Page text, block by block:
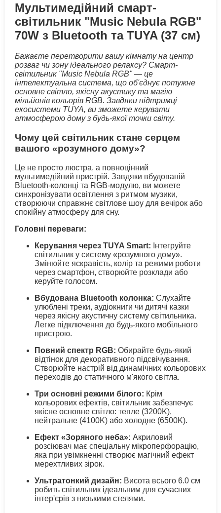
Мультимедійний смарт-
світильник "Music Nebula RGB"
70W з Bluetooth та TUYA (37 см)
Бажаєте перетворити вашу кімнату на центр
розваг чи зону ідеального релаксу? Смарт-
світильник "Music Nebula RGB" — це
інтелектуальна система, що об'єднує потужне
основне світло, якісну акустику та магію
мільйонів кольорів RGB. Завдяки підтримці
екосистеми TUYA, ви зможете керувати
атмосферою дому з будь-якої точки світу.
Чому цей світильник стане серцем
вашого «розумного дому»?
Це не просто люстра, а повноцінний
мультимедійний пристрій. Завдяки вбудованій
Bluetooth-колонці та RGB-модулю, ви можете
синхронізувати освітлення з ритмом музики,
створюючи справжнє світлове шоу для вечірок або
спокійну атмосферу для сну.
Головні переваги:
Керування через TUYA Smart: Інтегруйте
світильник у систему «розумного дому».
Змінюйте яскравість, колір та режими роботи
через смартфон, створюйте розклади або
керуйте голосом.
Вбудована Bluetooth колонка: Слухайте
улюблені треки, аудіокниги чи дитячі казки
через якісну акустичну систему світильника.
Легке підключення до будь-якого мобільного
пристрою.
Повний спектр RGB: Обирайте будь-який
відтінок для декоративного підсвічування.
Створюйте настрій від динамічних кольорових
переходів до статичного м'якого світла.
Три основні режими білого: Крім
кольорових ефектів, світильник забезпечує
якісне основне світло: тепле (3200K),
нейтральне (4100K) або холодне (6500K).
Ефект «Зоряного неба»: Акриловий
розсіювач має спеціальну мікроперфорацію,
яка при увімкненні створює магічний ефект
мерехтливих зірок.
Ультратонкий дизайн: Висота всього 6.0 см
робить світильник ідеальним для сучасних
інтер'єрів з низькими стелями.